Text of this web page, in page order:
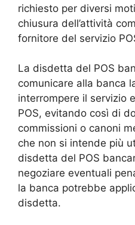
richiesto per diversi
chiusura dell’attività
fornitore del servizio
La disdetta del POS
comunicare alla banca
interrompere il servizio
POS, evitando così di
commissioni o canoni
che non si intende più
disdetta del POS
negoziare eventuali
la banca potrebbe
disdetta.